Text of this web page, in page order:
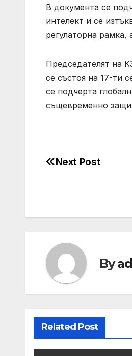
В документа се
интелект и се
регулаторна
Председателят на
се състоя на 17-ти
се подчерта
същевременно
Post
Next Post
By
Related Post